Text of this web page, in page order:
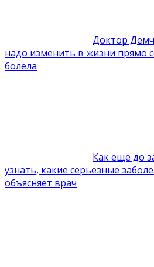
Доктор
надо изменить в жизни прямо
болела
Как еще до
узнать, какие серьезные
объясняет врач